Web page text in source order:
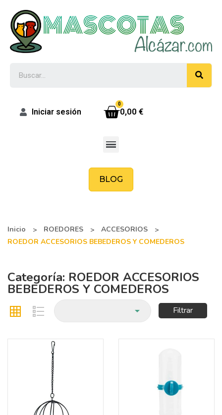
Iniciar sesión 0,00 €
BLOG
Inicio ROEDORES
ACCESORIOS
ROEDOR ACCESORIOS BEBEDEROS Y COMEDEROS
Categoría: ROEDOR ACCESORIOS
BEBEDEROS Y COMEDEROS
 Filtrar